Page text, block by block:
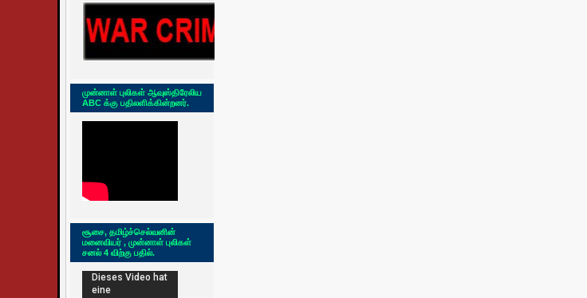
முன்னாள் புலிகள் ஆவுஸ்திரேலிய
ABC க்கு பதிலளிக்கின்றனர்.
சூசை, தமிழ்ச்செல்வனின்
மனைவியர் , முன்னாள் புலிகள்
சனல் 4 விற்கு பதில்.